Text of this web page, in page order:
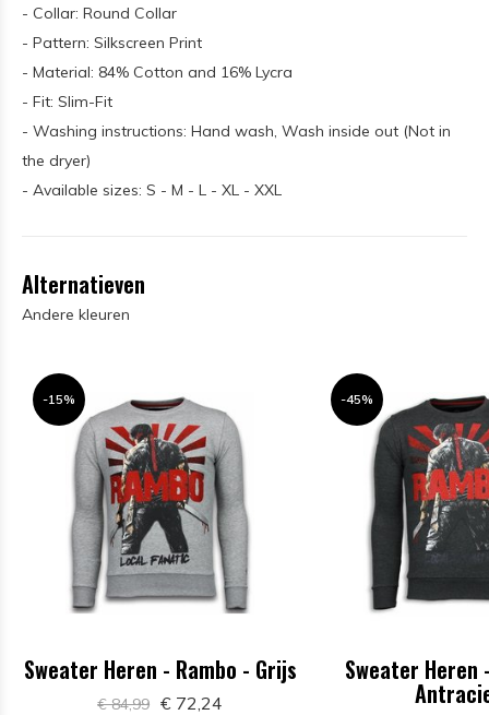
- Collar: Round Collar
- Pattern: Silkscreen Print
- Material: 84% Cotton and 16% Lycra
- Fit: Slim-Fit
- Washing instructions: Hand wash, Wash inside out (Not in
the dryer)
- Available sizes: S - M - L - XL - XXL
Alternatieven
Andere kleuren
-15%
Sweater Heren - Rambo - Grijs
€ 84,99 € 72,24
-45%
Sweater Heren